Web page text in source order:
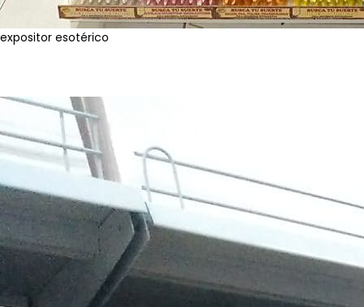
expositor esotérico